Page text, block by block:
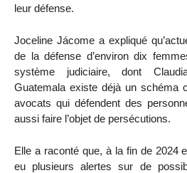
leur défense.
Joceline Jácome a expliqué
de la défense d’environ dix
système judiciaire, dont
Guatemala existe déjà un schéma
avocats qui défendent des
aussi faire l’objet de persécutions.
Elle a raconté que, à la fin de 2024
eu plusieurs alertes sur de